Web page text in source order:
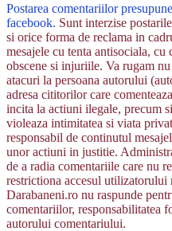
Postarea comentariilor
facebook. Sunt interzise
si orice forma de reclama in
mesajele cu tenta antisociala, cu
obscene si injuriile. Va rugam
atacuri la persoana autorului
adresa cititorilor care
incita la actiuni ilegale, precum
violeaza intimitatea si viata
responsabil de continutul
unor actiuni in justitie.
de a radia comentariile care nu
restrictiona accesul utilizatorului
Darabaneni.ro nu raspunde
comentariilor, responsabilitatea
autorului comentariului.